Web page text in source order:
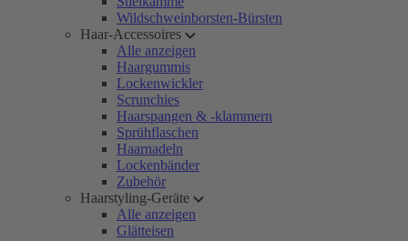
Wildschweinborsten-Bürsten
Haar-Accessoires
Alle anzeigen
Haargummis
Lockenwickler
Scrunchies
Haarspangen & -klammern
Sprühflaschen
Haarnadeln
Lockenbänder
Zubehör
Haarstyling-Geräte
Alle anzeigen
Glätteisen